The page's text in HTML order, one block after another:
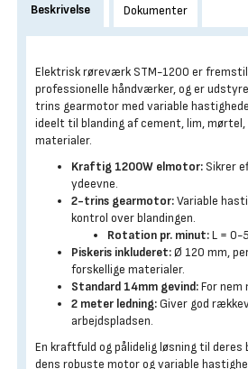
Beskrivelse Dokumenter
Elektrisk røreværk STM-1200 er
professionelle håndværker, og er
trins gearmotor med variable
ideelt til blanding af cement, lim, mørtel,
materialer.
Kraftig 1200W elmotor: Sikrer
ydeevne.
2-trins gearmotor:Variable
kontrol over blandingen.
Rotation pr. minut:L = 0-
Piskeris inkluderet:Ø 120 mm,
forskellige materialer.
Standard 14mm gevind:For nem
2 meter ledning:Giver god
arbejdspladsen.
En kraftfuld og pålidelig løsning til deres
dens robuste motor og variable